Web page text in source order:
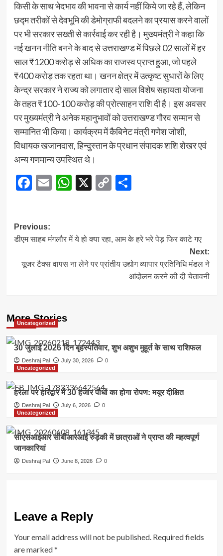
किसी के साथ भेदभाव की भावना से कार्य नहीं किये जा रहे हैं, लेकिन
छद्म तरीकों से देवभूमि की डेमोग्राफी बदलने का प्रयास करने वालों
पर भी सरकार सख्ती से कार्रवाई कर रही है। मुख्यमंत्री ने कहा कि
नई खनन नीति बनने के बाद से उत्तराखण्ड में पिछले 02 सालों में हर
साल ₹1200 करोड़ से अधिक का राजस्व प्राप्त हुआ, जो पहले
₹400 करोड़ तक रहता था। खनन क्षेत्र में उत्कृष्ट सुधारों के लिए
केन्द्र सरकार ने राज्य को लगातार दो साल विशेष सहायता योजना
के तहत ₹100-100 करोड़ की प्रोत्साहन राशि दी है। इस अवसर
पर मुख्यमंत्री ने अनेक महानुभावों को उत्तराखण्ड गौरव सम्मान से
सम्मानित भी किया। कार्यक्रम में कैबिनेट मंत्री गणेश जोशी,
विधायक खजानदास, हिन्दुस्तान के प्रधान संपादक शशि शेखर एवं
अन्य गणमान्य उपस्थित थे।
Facebook
EmailWhatsApp
X CopyShare
Post
navigation
Previous:
डीएम साहब मंगलौर में ये हो क्या रहा, आम के हरे भरे पेड़ फिर काटे गए
Next:
यूजर टैक्स वापस ना लेने पर प्रांतीय उद्योग व्यापार प्रतिनिधि मंडल ने
आंदोलन करने की दी चेतावनी
More Stories
Uncategorized
30 जुलाई 2026 दिन बृहस्पतिवार, शुभ अशुभ मुहूर्त के साथ राशिफल
Deshraj Pal July 30, 2026
0
Uncategorized
हरेला पर हरिद्वार में 30 हजार पौधों का होगा रोपण: मयूर दीक्षित
Deshraj Pal July 6, 2026
0
Uncategorized
सीएसआईआर सीबीआरआई रुड़की में छात्राओं ने प्राप्त की महत्वपूर्ण
जानकारियां
Deshraj Pal June 8, 2026 0
Leave a Reply
Your email address will not be published. Required fields
are marked*